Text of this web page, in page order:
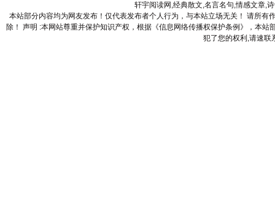
轩宇阅读网,经典散文,名言名句,情感文章,
本站部分内容均为网友发布！仅代表发布者个人行为，与本站立场无关！ 请所
除！ 声明 :本网站尊重并保护知识产权，根据《信息网络传播权保护条例》，本
犯了您的权利,请速联